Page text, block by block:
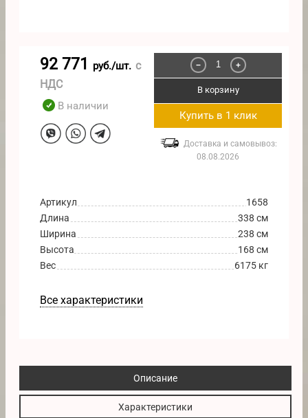
92 771 руб./шт. с
НДС
В наличии
− +
В корзину
Купить в 1 клик
Доставка и самовывоз:
08.08.2026
Артикул
1658
Длина
338 см
Ширина
238 см
Высота
168 см
Вес
6175 кг
Все характеристики
Описание
Характеристики